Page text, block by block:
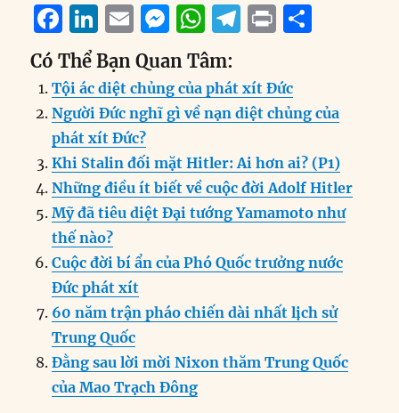
F
a
c
e
b
o
o
k
Li
n
k
e
d
I
n
E
m
ai
l
M
e
ss
e
n
g
er
W
h
at
s
A
p
p
T
e
g
r
a
m
P
n
t
re
Có Thể Bạn Quan Tâm:
Tội ác diệt chủng của phát xít Đức
Người Đức nghĩ gì về nạn diệt chủng của
phát xít Đức?
Khi Stalin đối mặt Hitler: Ai hơn ai? (P1)
Những điều ít biết về cuộc đời Adolf Hitler
Mỹ đã tiêu diệt Đại tướng Yamamoto như
thế nào?
Cuộc đời bí ẩn của Phó Quốc trưởng nước
Đức phát xít
60 năm trận pháo chiến dài nhất lịch sử
Trung Quốc
Đằng sau lời mời Nixon thăm Trung Quốc
của Mao Trạch Đông